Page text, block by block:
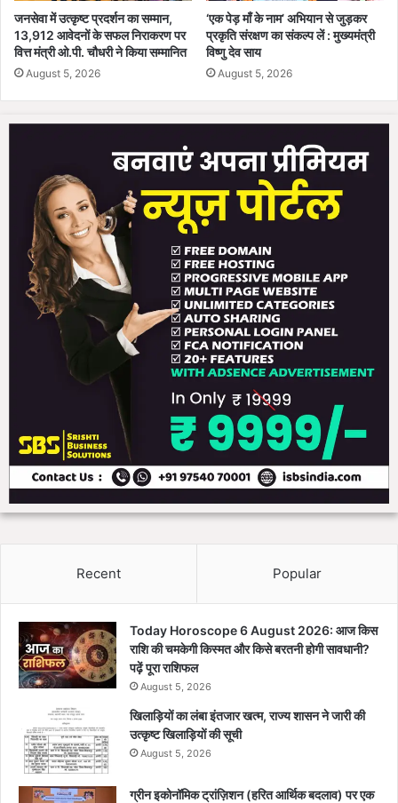
न
ए
सो
पा
न
बी
जी
म
जी
जनसेवा में उत्कृष्ट प्रदर्शन का सम्मान,
13,912 आवेदनों के सफल निराकरण पर
वित्त मंत्री ओ.पी. चौधरी ने किया सम्मानित
August 5, 2026
‘एक पेड़ माँ के नाम’ अभियान से जुड़कर
प्रकृति संरक्षण का संकल्प लें : मुख्यमंत्री
विष्णु देव साय
August 5, 2026
Recent Popular
Today Horoscope 6 August 2026: आज किस
राशि की चमकेगी किस्मत और किसे बरतनी होगी सावधानी?
पढ़ें पूरा राशिफल
August 5, 2026
खिलाड़ियों का लंबा इंतजार खत्म, राज्य शासन ने जारी की
उत्कृष्ट खिलाड़ियों की सूची
August 5, 2026
ग्रीन इकोनॉमिक ट्रांज़िशन (हरित आर्थिक बदलाव) पर एक